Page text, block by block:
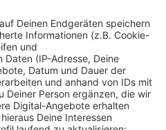
06:11